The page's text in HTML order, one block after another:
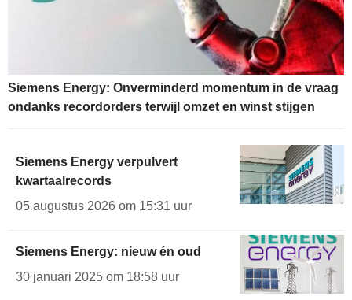
Siemens Energy: Onverminderd momentum in de vraag
ondanks recordorders terwijl omzet en winst stijgen
Siemens Energy verpulvert
kwartaalrecords
05 augustus 2026 om 15:31 uur
Siemens Energy: nieuw én oud
30 januari 2025 om 18:58 uur